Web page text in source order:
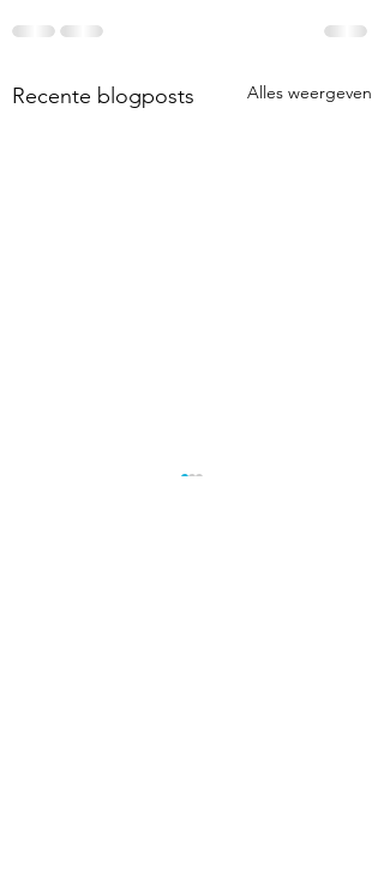
Recente blogposts Alles weergeven